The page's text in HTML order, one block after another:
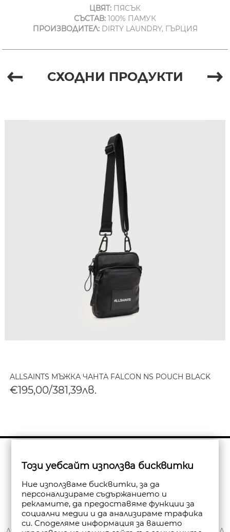
ЦВЯТ: ПЯСЪК
СЪСТАВ: 100% ПАМУК
ПРОИЗВОДИТЕЛ:DIRTY LAUNDRY, ГЪРЦИЯ
СХОДНИ ПРОДУКТИ
ALLSAINTS МЪЖКА ЧАНТА FALCON NS POUCH BLACK
€195,00/381,39лв.
Абониране
Този уебсайт използва бисквитки
Ние използваме бисквитки, за да
персонализираме съдържанието и
рекламите, да предоставяме функции за
социални медии и да анализираме трафика
си. Споделяме информация за вашето